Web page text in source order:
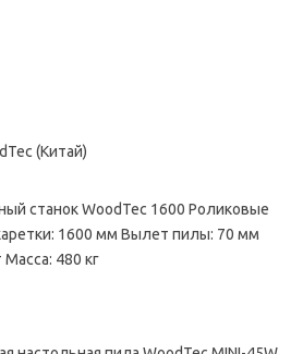
станок WoodTec 1600 Роликовые
1600 мм Вылет пилы: 70 мм
480 кг